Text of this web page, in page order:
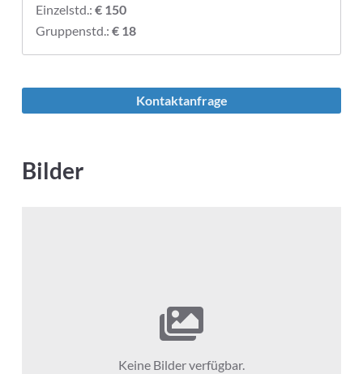
Einzelstd.: € 150
Gruppenstd.: € 18
Kontaktanfrage
Bilder
Keine Bilder verfügbar.